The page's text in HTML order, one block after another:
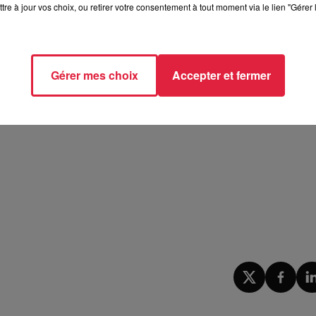
à jour vos choix, ou retirer votre consentement à tout moment via le lien
Gérer mes choix Accepter et fermer